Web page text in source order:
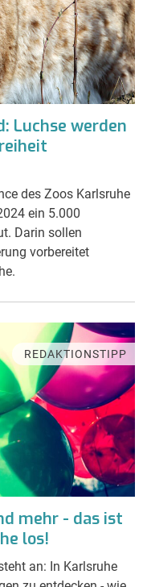
Luchse werden
des Zoos Karlsruhe
ein 5.000
Darin sollen
vorbereitet
REDAKTIONSTIPP
mehr - das ist
los!
an: In Karlsruhe